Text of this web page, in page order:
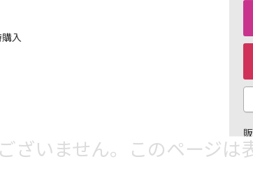
入
ざいません。このページは